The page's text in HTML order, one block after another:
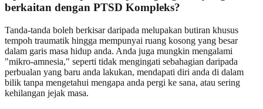
berkaitan dengan PTSD Kompleks?
Tanda-tanda boleh berkisar daripada melupakan butiran khusus
tempoh traumatik hingga mempunyai ruang kosong yang besar
dalam garis masa hidup anda. Anda juga mungkin mengalami
"mikro-amnesia," seperti tidak mengingati sebahagian daripada
perbualan yang baru anda lakukan, mendapati diri anda di dalam
bilik tanpa mengetahui mengapa anda pergi ke sana, atau sering
kehilangan jejak masa.